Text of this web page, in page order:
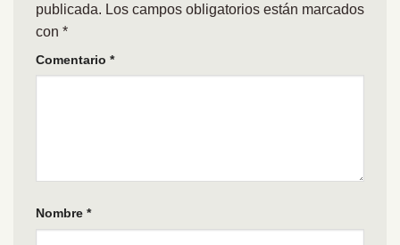
publicada. Los campos obligatorios están marcados
con *
Comentario *
Nombre *